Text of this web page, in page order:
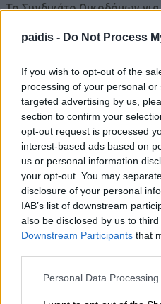
paidis - Do Not Process
If you wish to opt-out of the
processing of your personal
targeted advertising by us,
section to confirm your
opt-out request is processed
interest-based ads based on
us or personal information
your opt-out. You may
disclosure of your personal
IAB’s list of downstream
also be disclosed by us to
Downstream Participants that
Personal Data
Το Συνδικάτο Οικοδόμων
Τι σχέση έχουν μια αγελάδα,
μια μύγα; Το παράξενο
έδωσε την απάντηση
08/08/2026 , 15:47
Η Ελλάδα χάνει το τρένο
Εκτός top 50 την ώρα που
Τουρκία, Ρουμανία,
Μακεδονία και Αλβανία